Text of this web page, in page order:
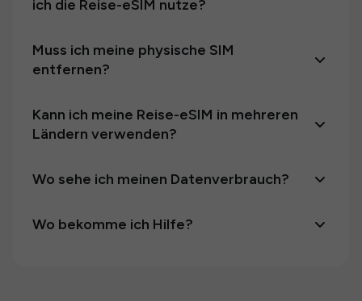
ich die Reise-eSIM nutze?
Muss ich meine physische SIM
entfernen?
Kann ich meine Reise-eSIM in mehreren
Ländern verwenden?
Wo sehe ich meinen Datenverbrauch?
Wo bekomme ich Hilfe?